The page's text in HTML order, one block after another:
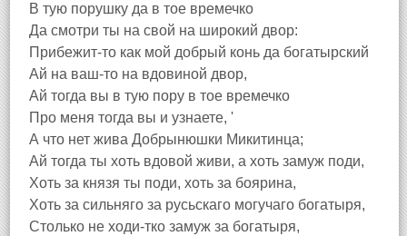
В тую порушку да в тое времечко
Да смотри ты на свой на широкий двор:
Прибежит-то как мой добрый конь да богатырский
Ай на ваш-то на вдовиной двор,
Ай тогда вы в тую пору в тое времечко
Про меня тогда вы и узнаете, '
А что нет жива Добрынюшки Микитинца;
Ай тогда ты хоть вдовой живи, а хоть замуж поди,
Хоть за князя ты поди, хоть за боярина,
Хоть за сильняго за русьскаго могучаго богатыря,
Столько не ходи-тко замуж за богатыря,